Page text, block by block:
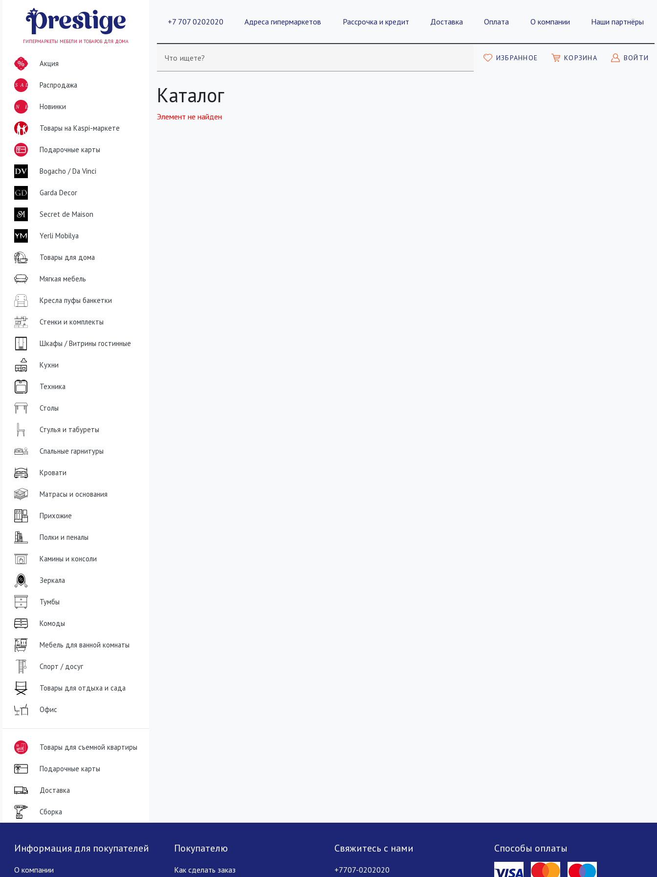
+7 707 0202020 Адреса гипермаркетов Рассрочка и кредит Доставка Оплата О компании Наши партнёры
Что ищете? ИЗБРАННОЕ КОРЗИНА ВОЙТИ
ГИПЕРМАРКЕТЫ МЕБЕЛИ И ТОВАРОВ ДЛЯ ДОМА
Акция
SALE Распродажа
NEWНовинки
Товары на Kaspi-маркете
Подарочные карты
Bogacho / Da Vinci
Garda Decor
Secret de Maison
Yerli Mobilya
Товары для дома
Мягкая мебель
Кресла пуфы банкетки
Стенки и комплекты
Шкафы / Витрины гостинные
Кухни
Техника
Столы
Стулья и табуреты
Спальные гарнитуры
Кровати
Матрасы и основания
Прихожие
Полки и пеналы
Камины и консоли
Зеркала
Тумбы
Комоды
Мебель для ванной комнаты
Спорт / досуг
Товары для отдыха и сада
Офис
Товары для съемной квартиры
Подарочные карты
Доставка
Сборка
Каталог
Элемент не найден
Информация для покупателей
О компании
Покупателю
Как сделать заказ
Свяжитесь с нами
+7707-0202020
Способы оплаты